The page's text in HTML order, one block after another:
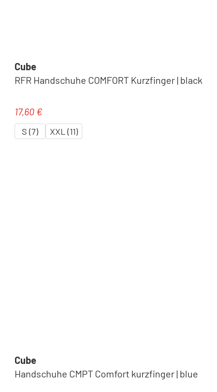
Cube
RFR Handschuhe COMFORT Kurzfinger | black
Regulärer Preis:
17,60 €
S (7) XXL (11)
Cube
Handschuhe CMPT Comfort kurzfinger | blue